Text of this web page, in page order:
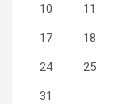
10 11
17 18
24 25
31